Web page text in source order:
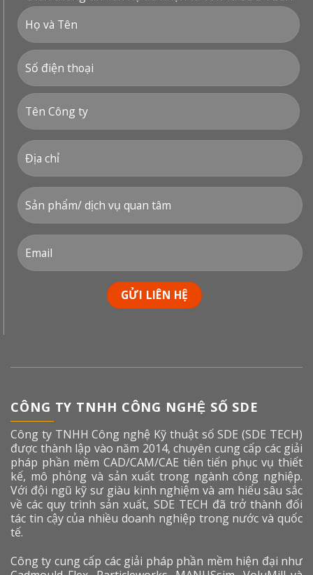
CÔNG TY TNHH CÔNG NGHỆ SỐ SDE
Công ty TNHH Công nghệ Kỹ thuật số SDE (SDE TECH)
được thành lập vào năm 2014, chuyên cung cấp các giải
pháp phần mềm CAD/CAM/CAE tiên tiến phục vụ thiết
kế, mô phỏng và sản xuất trong ngành công nghiệp.
Với đội ngũ kỹ sư giàu kinh nghiệm và am hiểu sâu sắc
về các quy trình sản xuất, SDE TECH đã trở thành đối
tác tin cậy của nhiều doanh nghiệp trong nước và quốc
tế.
Công ty cung cấp các giải pháp phần mềm hiện đại như